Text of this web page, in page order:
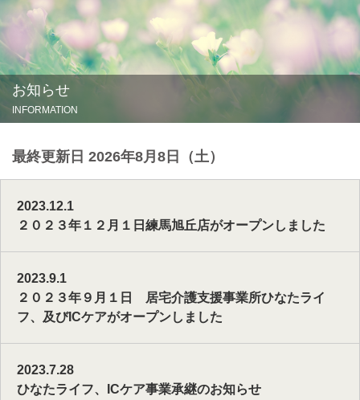
お知らせ
INFORMATION
最終更新日 2026年8月8日（土）
2023.12.1
２０２３年１２月１日練馬旭丘店がオープンしました
2023.9.1
２０２３年９月１日 居宅介護支援事業所ひなたライ
フ、及びICケアがオープンしました
2023.7.28
ひなたライフ、ICケア事業承継のお知らせ